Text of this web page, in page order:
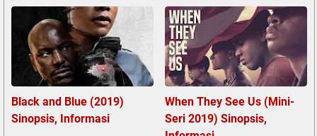
Black and Blue (2019)
Sinopsis, Informasi
When They See Us (Mini-
Seri 2019) Sinopsis,